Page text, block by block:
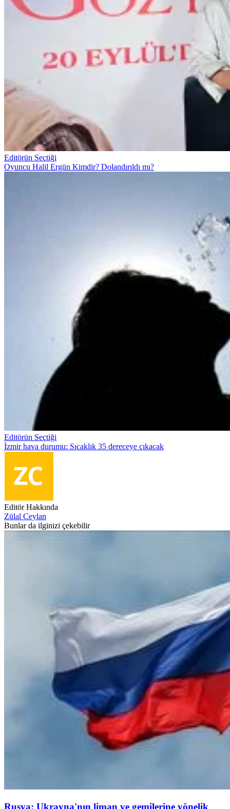
Editörün Seçtiği
Oyuncu Halil Ergün Kimdir? Dolandırıldı mı?
Editörün Seçtiği
İzmir hava durumu: Sıcaklık 35 dereceye çıkacak
Editör Hakkında
Zülal Ceylan
Bunlar da ilginizi çekebilir
Rusya: Ukrayna'nın liman ve gemilerine yönelik